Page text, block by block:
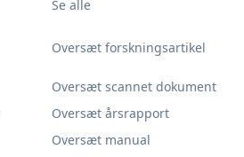
Oversæt forskningsartikel
Oversæt scannet dokument
Oversæt årsrapport
Oversæt manual
Se alle